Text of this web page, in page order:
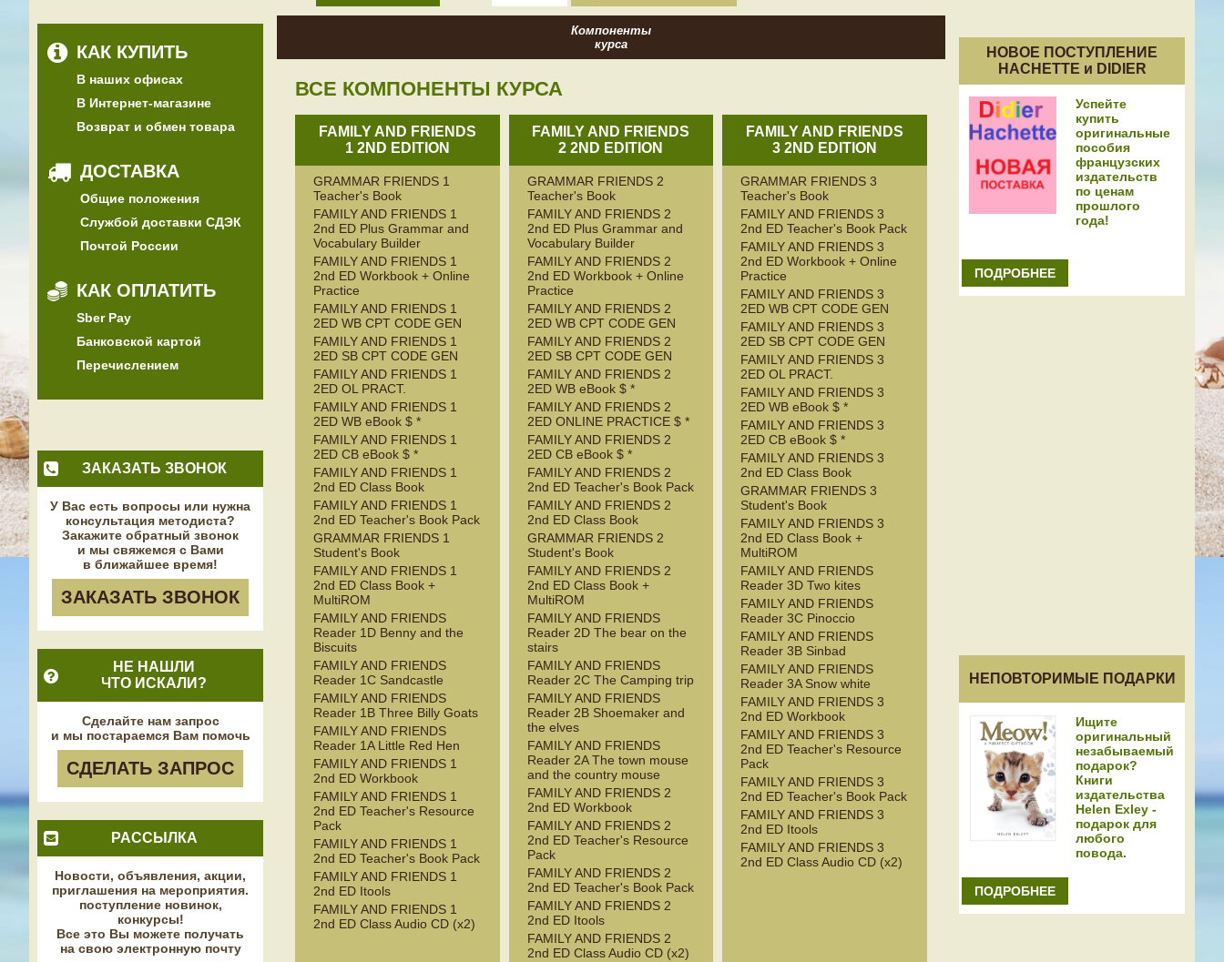
КАК КУПИТЬ
В наших офисах
В Интернет-магазине
Возврат и обмен товара
ДОСТАВКА
Общие положения
Службой доставки СДЭК
Почтой России
КАК ОПЛАТИТЬ
Sber Pay
Банковской картой
Перечислением
ЗАКАЗАТЬ ЗВОНОК
У Вас есть вопросы или нужна
консультация методиста?
Закажите обратный звонок
и мы свяжемся с Вами
в ближайшее время!
ЗАКАЗАТЬ ЗВОНОК
НЕ НАШЛИ
ЧТО ИСКАЛИ?
Сделайте нам запрос
и мы постараемся Вам помочь
СДЕЛАТЬ ЗАПРОС
РАССЫЛКА
Новости, объявления, акции,
приглашения на мероприятия.
поступление новинок,
конкурсы!
Все это Вы можете получать
на свою электронную почту
Компоненты
курса
ВСЕ КОМПОНЕНТЫ КУРСА
FAMILY AND FRIENDS
1 2ND EDITION
GRAMMAR FRIENDS 1
Teacher's Book
FAMILY AND FRIENDS 1
2nd ED Plus Grammar and
Vocabulary Builder
FAMILY AND FRIENDS 1
2nd ED Workbook + Online
Practice
FAMILY AND FRIENDS 1
2ED WB CPT CODE GEN
FAMILY AND FRIENDS 1
2ED SB CPT CODE GEN
FAMILY AND FRIENDS 1
2ED OL PRACT.
FAMILY AND FRIENDS 1
2ED WB eBook $ *
FAMILY AND FRIENDS 1
2ED CB eBook $ *
FAMILY AND FRIENDS 1
2nd ED Class Book
FAMILY AND FRIENDS 1
2nd ED Teacher's Book Pack
GRAMMAR FRIENDS 1
Student's Book
FAMILY AND FRIENDS 1
2nd ED Class Book +
MultiROM
FAMILY AND FRIENDS
Reader 1D Benny and the
Biscuits
FAMILY AND FRIENDS
Reader 1C Sandcastle
FAMILY AND FRIENDS
Reader 1B Three Billy Goats
FAMILY AND FRIENDS
Reader 1A Little Red Hen
FAMILY AND FRIENDS 1
2nd ED Workbook
FAMILY AND FRIENDS 1
2nd ED Teacher's Resource
Pack
FAMILY AND FRIENDS 1
2nd ED Teacher's Book Pack
FAMILY AND FRIENDS 1
2nd ED Itools
FAMILY AND FRIENDS 1
2nd ED Class Audio CD (x2)
FAMILY AND FRIENDS
2 2ND EDITION
GRAMMAR FRIENDS 2
Teacher's Book
FAMILY AND FRIENDS 2
2nd ED Plus Grammar and
Vocabulary Builder
FAMILY AND FRIENDS 2
2nd ED Workbook + Online
Practice
FAMILY AND FRIENDS 2
2ED WB CPT CODE GEN
FAMILY AND FRIENDS 2
2ED SB CPT CODE GEN
FAMILY AND FRIENDS 2
2ED WB eBook $ *
FAMILY AND FRIENDS 2
2ED ONLINE PRACTICE $ *
FAMILY AND FRIENDS 2
2ED CB eBook $ *
FAMILY AND FRIENDS 2
2nd ED Teacher's Book Pack
FAMILY AND FRIENDS 2
2nd ED Class Book
GRAMMAR FRIENDS 2
Student's Book
FAMILY AND FRIENDS 2
2nd ED Class Book +
MultiROM
FAMILY AND FRIENDS
Reader 2D The bear on the
stairs
FAMILY AND FRIENDS
Reader 2C The Camping trip
FAMILY AND FRIENDS
Reader 2B Shoemaker and
the elves
FAMILY AND FRIENDS
Reader 2A The town mouse
and the country mouse
FAMILY AND FRIENDS 2
2nd ED Workbook
FAMILY AND FRIENDS 2
2nd ED Teacher's Resource
Pack
FAMILY AND FRIENDS 2
2nd ED Teacher's Book Pack
FAMILY AND FRIENDS 2
2nd ED Itools
FAMILY AND FRIENDS 2
2nd ED Class Audio CD (x2)
FAMILY AND FRIENDS
3 2ND EDITION
GRAMMAR FRIENDS 3
Teacher's Book
FAMILY AND FRIENDS 3
2nd ED Teacher's Book Pack
FAMILY AND FRIENDS 3
2nd ED Workbook + Online
Practice
FAMILY AND FRIENDS 3
2ED WB CPT CODE GEN
FAMILY AND FRIENDS 3
2ED SB CPT CODE GEN
FAMILY AND FRIENDS 3
2ED OL PRACT.
FAMILY AND FRIENDS 3
2ED WB eBook $ *
FAMILY AND FRIENDS 3
2ED CB eBook $ *
FAMILY AND FRIENDS 3
2nd ED Class Book
GRAMMAR FRIENDS 3
Student's Book
FAMILY AND FRIENDS 3
2nd ED Class Book +
MultiROM
FAMILY AND FRIENDS
Reader 3D Two kites
FAMILY AND FRIENDS
Reader 3C Pinoccio
FAMILY AND FRIENDS
Reader 3B Sinbad
FAMILY AND FRIENDS
Reader 3A Snow white
FAMILY AND FRIENDS 3
2nd ED Workbook
FAMILY AND FRIENDS 3
2nd ED Teacher's Resource
Pack
FAMILY AND FRIENDS 3
2nd ED Teacher's Book Pack
FAMILY AND FRIENDS 3
2nd ED Itools
FAMILY AND FRIENDS 3
2nd ED Class Audio CD (x2)
НОВОЕ ПОСТУПЛЕНИЕ
HACHETTE и DIDIER
Успейте
купить
оригинальные
пособия
французских
издательств
по ценам
прошлого
года!
ПОДРОБНЕЕ
НЕПОВТОРИМЫЕ ПОДАРКИ
Ищите
оригинальный
незабываемый
подарок?
Книги
издательства
Helen Exley -
подарок для
любого
повода.
ПОДРОБНЕЕ